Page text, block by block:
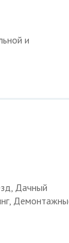
и
Дачный